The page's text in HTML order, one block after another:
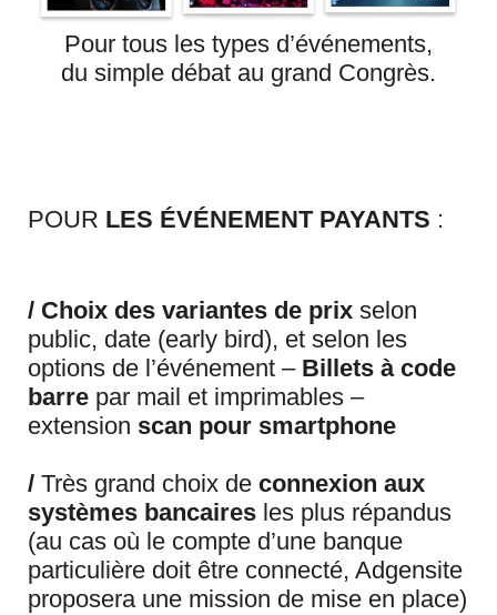
Pour tous les types d’événements,
du simple débat au grand Congrès.
POUR LES ÉVÉNEMENT PAYANTS :
/ Choix des variantes de prix selon
public, date (early bird), et selon les
options de l’événement – Billets à code
barre par mail et imprimables –
extension scan pour smartphone
/ Très grand choix de connexion aux
systèmes bancaires les plus répandus
(au cas où le compte d’une banque
particulière doit être connecté, Adgensite
proposera une mission de mise en place)